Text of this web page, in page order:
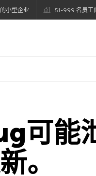
小型企业 51-999 名员工
可能
。